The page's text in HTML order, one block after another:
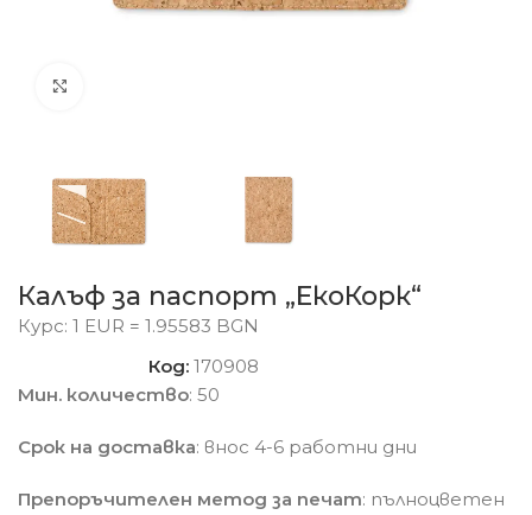
Калъф за паспорт „ЕкоКорк“
Курс: 1 EUR = 1.95583 BGN
Код:170908
Мин. количество: 50
Срок на доставка: внос 4-6 работни дни
Препоръчителен метод за печат: пълноцветен